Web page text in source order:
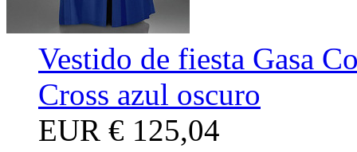
Vestido de fiesta Gasa
Cross azul oscuro
EUR € 125,04